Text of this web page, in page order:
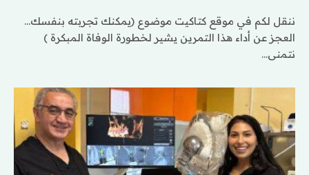
ننقل لكم في موقع كتاكيت موضوع (يمكنك تجربته بنفسك…
العجز عن أداء هذا التمرين يشير لخطورة الوفاة المبكرة )
نتمنى…